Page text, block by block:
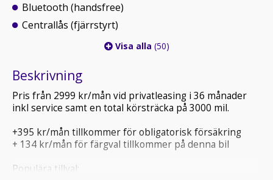
Bluetooth (handsfree)
Centrallås (fjärrstyrt)
Visa alla (50)
Beskrivning
Pris från 2999 kr/mån vid privatleasing i 36 månader
inkl service samt en total körsträcka på 3000 mil.
+395 kr/mån tillkommer för obligatorisk försäkring
+ 134 kr/mån för färgval tillkommer på denna bil
Populära tillval: